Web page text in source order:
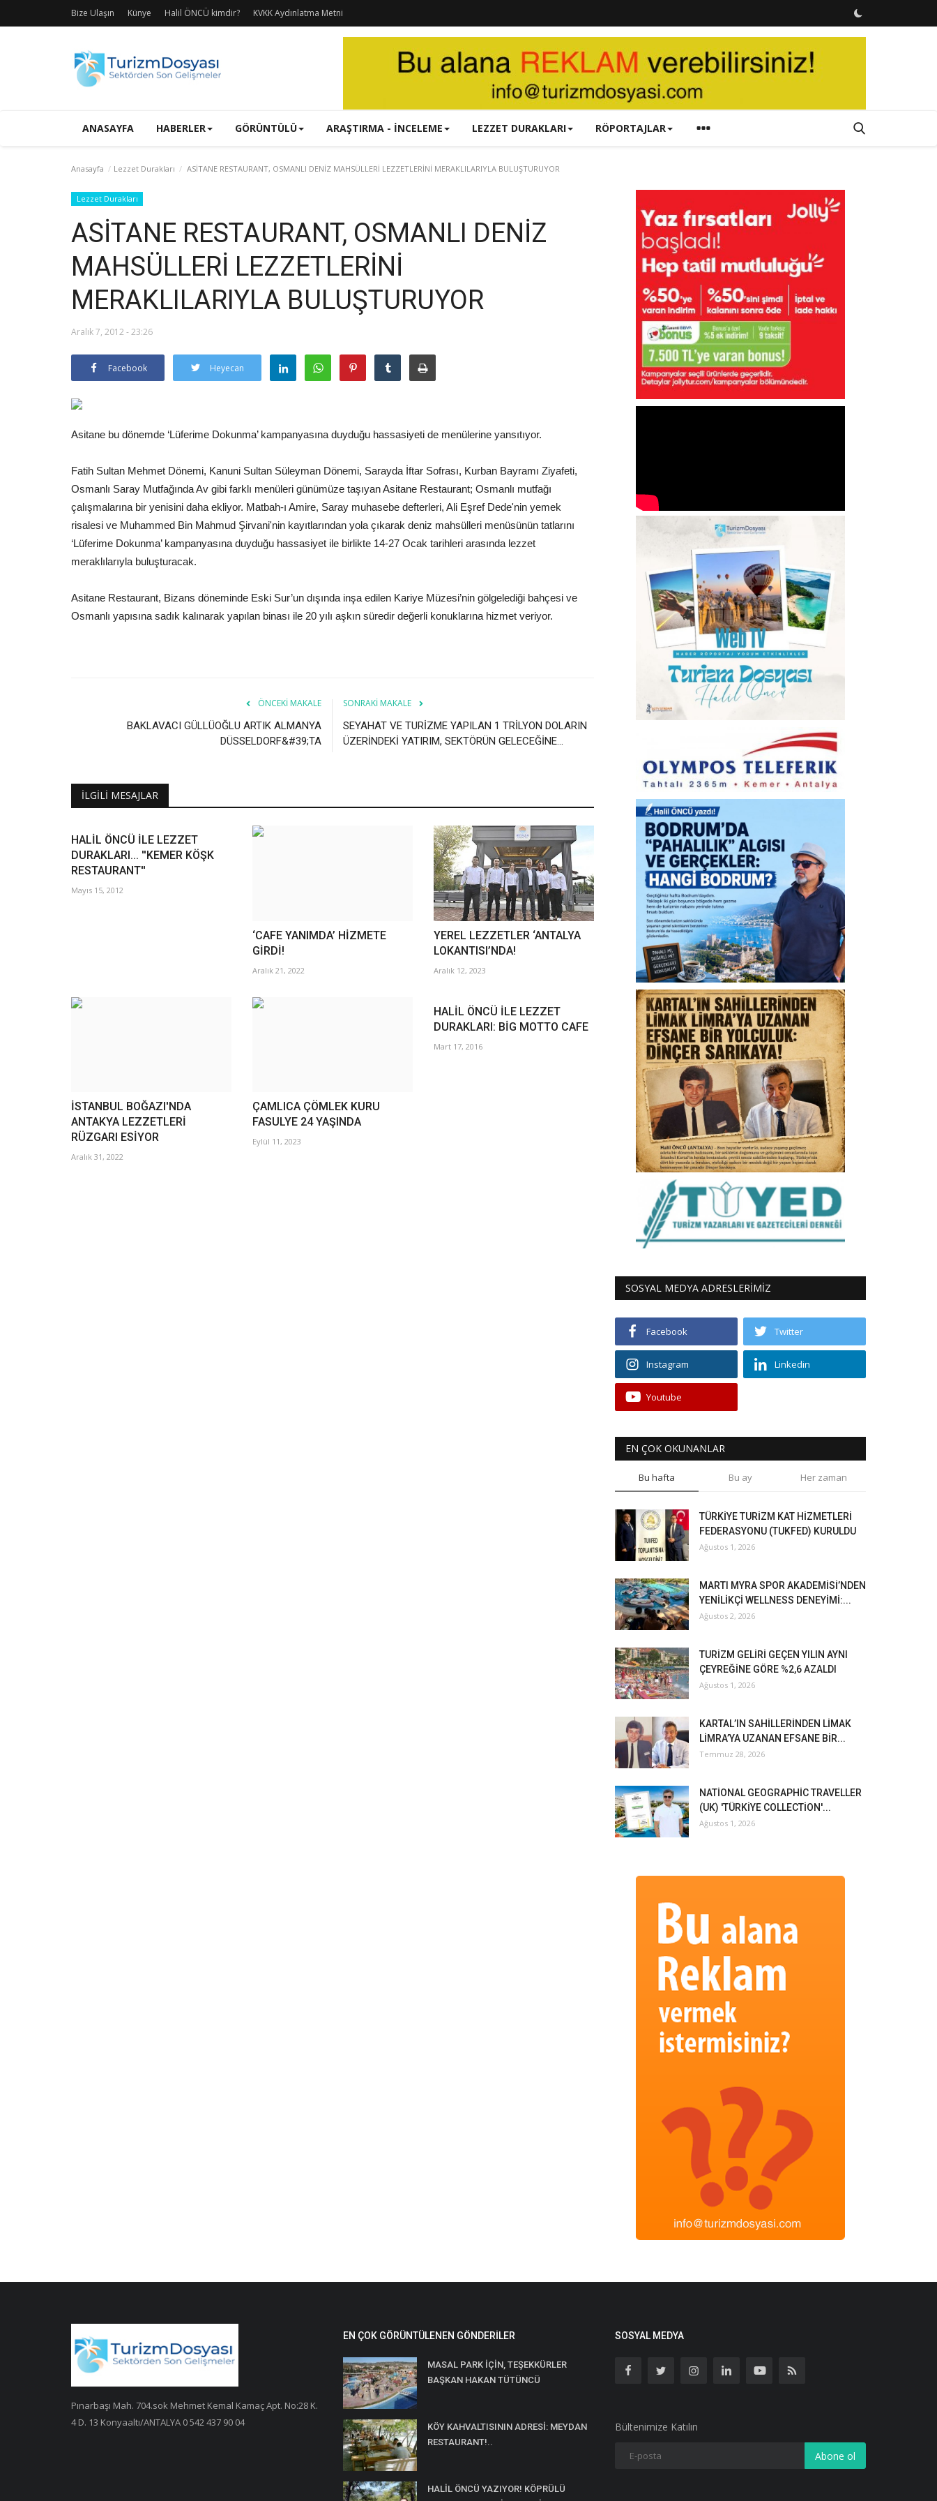
Bize Ulaşın Künye Halil ÖNCÜ kimdir? KVKK Aydınlatma Metni
ANASAYFA HABERLER GÖRÜNTÜLÜ ARAŞTIRMA - İNCELEME LEZZET DURAKLARI RÖPORTAJLAR
Anasayfa Lezzet Durakları ASİTANE RESTAURANT, OSMANLI DENİZ MAHSÜLLERİ LEZZETLERİNİ MERAKLILARIYLA BULUŞTURUYOR
Lezzet Durakları
ASİTANE RESTAURANT, OSMANLI DENİZ
MAHSÜLLERİ LEZZETLERİNİ
MERAKLILARIYLA BULUŞTURUYOR
Aralık 7, 2012 - 23:26
Facebook Heyecan
Asitane bu dönemde ‘Lüferime Dokunma’ kampanyasına duyduğu hassasiyeti de menülerine yansıtıyor.
Fatih Sultan Mehmet Dönemi, Kanuni Sultan Süleyman Dönemi, Sarayda İftar Sofrası, Kurban Bayramı Ziyafeti,
Osmanlı Saray Mutfağında Av gibi farklı menüleri günümüze taşıyan Asitane Restaurant; Osmanlı mutfağı
çalışmalarına bir yenisini daha ekliyor. Matbah-ı Amire, Saray muhasebe defterleri, Ali Eşref Dede'nin yemek
risalesi ve Muhammed Bin Mahmud Şirvani'nin kayıtlarından yola çıkarak deniz mahsülleri menüsünün tatlarını
‘Lüferime Dokunma’ kampanyasına duyduğu hassasiyet ile birlikte 14-27 Ocak tarihleri arasında lezzet
meraklılarıyla buluşturacak.
Asitane Restaurant, Bizans döneminde Eski Sur’un dışında inşa edilen Kariye Müzesi’nin gölgelediği bahçesi ve
Osmanlı yapısına sadık kalınarak yapılan binası ile 20 yılı aşkın süredir değerli konuklarına hizmet veriyor.
ÖNCEKI MAKALE
BAKLAVACI GÜLLÜOĞLU ARTIK ALMANYA
DÜSSELDORF&#39;TA
SONRAKI MAKALE
SEYAHAT VE TURİZME YAPILAN 1 TRİLYON DOLARIN
ÜZERİNDEKİ YATIRIM, SEKTÖRÜN GELECEĞİNE...
İLGILI MESAJLAR
HALİL ÖNCÜ İLE LEZZET
DURAKLARI... ''KEMER KÖŞK
RESTAURANT''
Mayıs 15, 2012
‘CAFE YANIMDA’ HİZMETE
GİRDİ!
Aralık 21, 2022
YEREL LEZZETLER ‘ANTALYA
LOKANTISI’NDA!
Aralık 12, 2023
İSTANBUL BOĞAZI'NDA
ANTAKYA LEZZETLERİ
RÜZGARI ESİYOR
Aralık 31, 2022
ÇAMLICA ÇÖMLEK KURU
FASULYE 24 YAŞINDA
Eylül 11, 2023
HALİL ÖNCÜ İLE LEZZET
DURAKLARI: BİG MOTTO CAFE
Mart 17, 2016
SOSYAL MEDYA ADRESLERİMİZ
Facebook Twitter
Instagram Linkedin
Youtube
EN ÇOK OKUNANLAR
Bu hafta Bu ay Her zaman
TÜRKİYE TURİZM KAT HİZMETLERİ
FEDERASYONU (TUKFED) KURULDU
Ağustos 1, 2026
MARTI MYRA SPOR AKADEMİSİ’NDEN
YENİLİKÇİ WELLNESS DENEYİMİ:...
Ağustos 2, 2026
TURİZM GELİRİ GEÇEN YILIN AYNI
ÇEYREĞİNE GÖRE %2,6 AZALDI
Ağustos 1, 2026
KARTAL’IN SAHİLLERİNDEN LİMAK
LİMRA’YA UZANAN EFSANE BİR...
Temmuz 28, 2026
NATİONAL GEOGRAPHİC TRAVELLER
(UK) 'TÜRKİYE COLLECTİON'...
Ağustos 1, 2026
Pınarbaşı Mah. 704.sok Mehmet Kemal Kamaç Apt. No:28 K.
4 D. 13 Konyaaltı/ANTALYA 0 542 437 90 04
EN ÇOK GÖRÜNTÜLENEN GÖNDERILER
MASAL PARK İÇİN, TEŞEKKÜRLER
BAŞKAN HAKAN TÜTÜNCÜ
KÖY KAHVALTISININ ADRESİ: MEYDAN
RESTAURANT!..
HALİL ÖNCÜ YAZIYOR! KÖPRÜLÜ
SOSYAL MEDYA
Bültenimize Katılın
Abone ol